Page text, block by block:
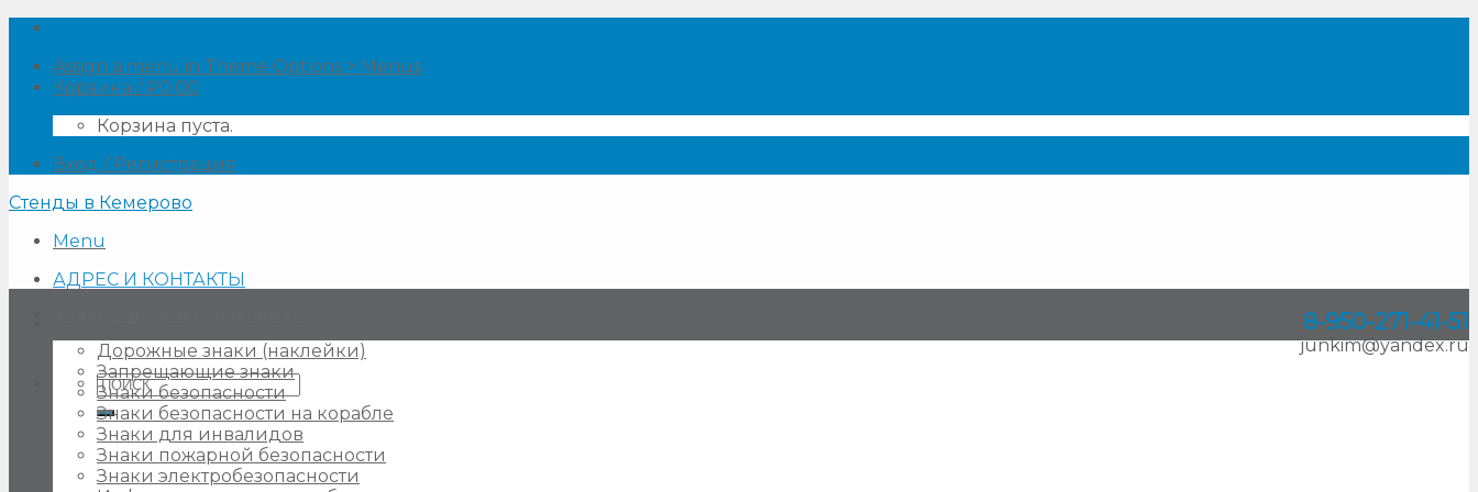
Skip
contentAssign a menu in Theme Options > Menus
Корзина /₽0.00
Корзина пуста.
Вход / Регистрация
Стенды в Кемерово
Menu
АДРЕС И КОНТАКТЫ
8-950-271-41-51
junkim@yandex.ru
Искать:
Дорожные знаки (наклейки)
Запрещающие знаки
Знаки безопасности
Знаки безопасности на корабле
Знаки для инвалидов
Знаки пожарной безопасности
Знаки электробезопасности